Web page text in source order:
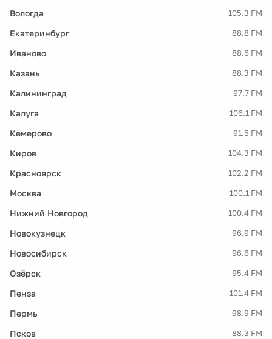
Вологда 105.3 FM
Екатеринбург 88.8 FM
Иваново 88.6 FM
Казань 88.3 FM
Калининград 97.7 FM
Калуга 106.1 FM
Кемерово 91.5 FM
Киров 104.3 FM
Красноярск 102.2 FM
Москва 100.1 FM
Нижний Новгород 100.4 FM
Новокузнецк 96.9 FM
Новосибирск 96.6 FM
Озёрск 95.4 FM
Пенза 101.4 FM
Пермь 98.9 FM
Псков 88.3 FM